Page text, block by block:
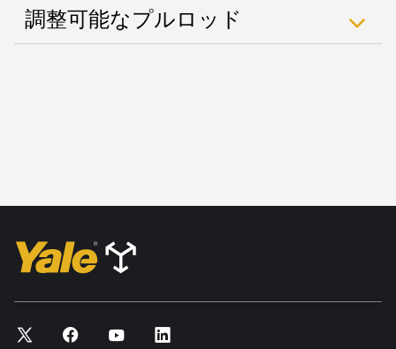
調整可能なプルロッド